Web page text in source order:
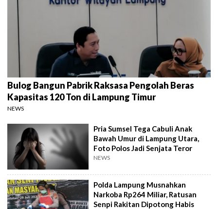
Bulog Bangun Pabrik Raksasa Pengolah Beras
Kapasitas 120 Ton di Lampung Timur
NEWS
Pria Sumsel Tega Cabuli Anak
Bawah Umur di Lampung Utara,
Foto Polos Jadi Senjata Teror
NEWS
Polda Lampung Musnahkan
Narkoba Rp264 Miliar, Ratusan
Senpi Rakitan Dipotong Habis